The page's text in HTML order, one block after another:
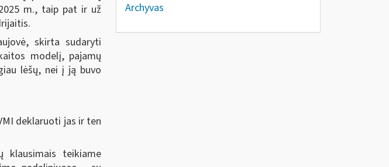
m., taip pat ir už
skirta sudaryti
modelį, pajamų
lėšų, nei į ją buvo
deklaruoti jas ir ten
klausimais teikiame
Archyvas